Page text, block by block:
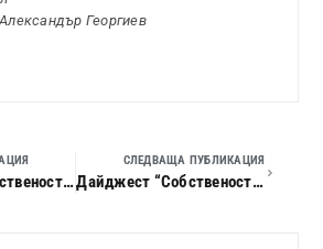
Георгиев
Дайджест “Собственост и право”, 2007 г., кн. 03
СЛЕДВАЩА ПУБЛИКАЦИЯ
Дайджест “Собственост и право”, 2007 г., кн. 05